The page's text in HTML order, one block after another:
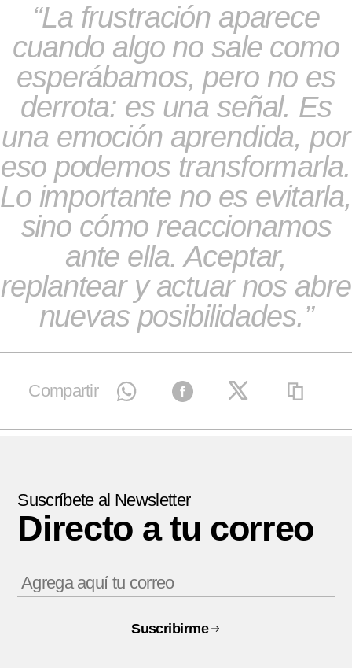
La frustración aparece
cuando algo no sale como
esperábamos, pero no es
derrota: es una señal. Es
una emoción aprendida, por
eso podemos transformarla.
Lo importante no es evitarla,
sino cómo reaccionamos
ante ella. Aceptar,
replantear y actuar nos abre
nuevas posibilidades.
Compartir
Suscríbete al Newsletter
Directo a tu correo
Suscribirme